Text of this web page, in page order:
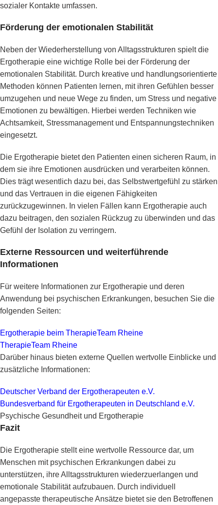
sozialer Kontakte umfassen.
Förderung der emotionalen Stabilität
Neben der Wiederherstellung von Alltagsstrukturen spielt die
Ergotherapie eine wichtige Rolle bei der Förderung der
emotionalen Stabilität. Durch kreative und handlungsorientierte
Methoden können Patienten lernen, mit ihren Gefühlen besser
umzugehen und neue Wege zu finden, um Stress und negative
Emotionen zu bewältigen. Hierbei werden Techniken wie
Achtsamkeit, Stressmanagement und Entspannungstechniken
eingesetzt.
Die Ergotherapie bietet den Patienten einen sicheren Raum, in
dem sie ihre Emotionen ausdrücken und verarbeiten können.
Dies trägt wesentlich dazu bei, das Selbstwertgefühl zu stärken
und das Vertrauen in die eigenen Fähigkeiten
zurückzugewinnen. In vielen Fällen kann Ergotherapie auch
dazu beitragen, den sozialen Rückzug zu überwinden und das
Gefühl der Isolation zu verringern.
Externe Ressourcen und weiterführende
Informationen
Für weitere Informationen zur Ergotherapie und deren
Anwendung bei psychischen Erkrankungen, besuchen Sie die
folgenden Seiten:
Ergotherapie beim TherapieTeam Rheine
TherapieTeam Rheine
Darüber hinaus bieten externe Quellen wertvolle Einblicke und
zusätzliche Informationen:
Deutscher Verband der Ergotherapeuten e.V.
Bundesverband für Ergotherapeuten in Deutschland e.V.
Psychische Gesundheit und Ergotherapie
Fazit
Die Ergotherapie stellt eine wertvolle Ressource dar, um
Menschen mit psychischen Erkrankungen dabei zu
unterstützen, ihre Alltagsstrukturen wiederzuerlangen und
emotionale Stabilität aufzubauen. Durch individuell
angepasste therapeutische Ansätze bietet sie den Betroffenen